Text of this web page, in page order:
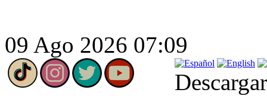
09 Ago 2026 07:09